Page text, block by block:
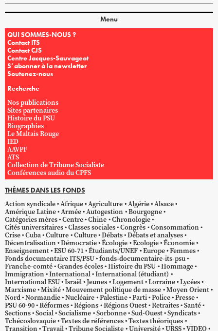
Menu
QUI SOMMES-NOUS ?
Contact ITS
Contact CJS
Centre Jacques-Sauvageot
S’abonner à la newsletter
Soutenez-nous
Recherche
Nos publications
Sites partenaires
Histoire du PSU
Biographies
Le Maltais Rouge
IED
AAVPF
ATS
Collection de Tribune Socialiste
Conférences audio du CPFS
THÈMES DANS LES FONDS
Action syndicale Afrique Agriculture Algérie Alsace
Amérique Latine Armée Autogestion
Bourgogne
Catégories mères Centre Chine Chronologie
Cités universitaires Classes sociales Congrès Consommation
Crise Cuba Culture Culture Débats Débats et analyses
Décentralisation Démocratie Écologie Ecologie Économie
Enseignement ESU 60-71 Étudiants/UNEF Europe Femmes
Fonds documentaire ITS/PSU fonds-documentaire-its-psu
Franche-comté Grandes écoles Histoire du PSU Hommage
Immigration International International (étudiant)
International ESU Israël Jeunes Logement Lorraine Lycées
Marxisme Mixité Mouvement politique de masse Moyen Orient
Nord Normandie Nucléaire Palestine Parti Police Presse
PSU 60-90 Réformes Régions Régions Ouest Retraites Santé
Sections Social Socialisme Sorbonne Sud-Ouest Syndicats
Tchécoslovaquie Textes de références Textes théoriques
Transition Travail Tribune Socialiste Université URSS VIDEO